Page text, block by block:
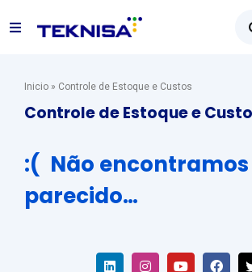
Alternar
Soluciones
Recursos
Ventas: (31) 2122-2300
Inicio» Controle de Estoque e Custos
Controle de Estoque e
:( Não
parecido…